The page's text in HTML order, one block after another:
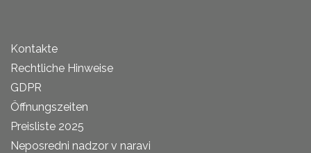
Kontakte
Rechtliche Hinweise
GDPR
Öffnungszeiten
Preisliste 2025
Neposredni nadzor v naravi